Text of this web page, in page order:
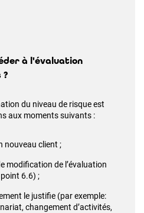
à l'évaluation
?
du niveau de risque est
aux moments suivants :
nouveau client ;
modification de l’évaluation
6.6) ;
le justifie (par exemple:
changement d’activités,